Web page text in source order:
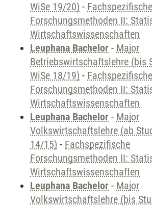
WiSe 19/20) - Fachspezifische
Forschungsmethoden II:
Wirtschaftswissenschaften
Leuphana Bachelor - Major
Betriebswirtschaftslehre (bis
WiSe 18/19) - Fachspezifische
Forschungsmethoden II:
Wirtschaftswissenschaften
Leuphana Bachelor - Major
Volkswirtschaftslehre (ab
14/15) - Fachspezifische
Forschungsmethoden II:
Wirtschaftswissenschaften
Leuphana Bachelor - Major
Volkswirtschaftslehre (bis